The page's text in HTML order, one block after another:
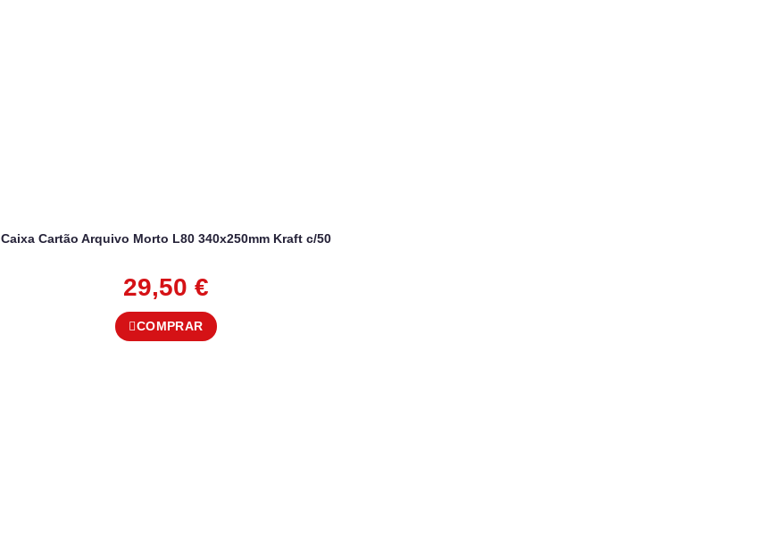
Caixa Cartão Arquivo Morto L80 340x250mm Kraft c/50
29,50 €
COMPRAR